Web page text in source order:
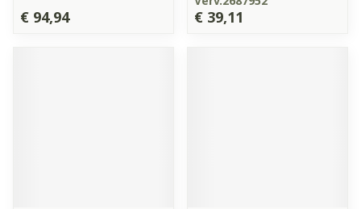
€ 94,94 € 39,11